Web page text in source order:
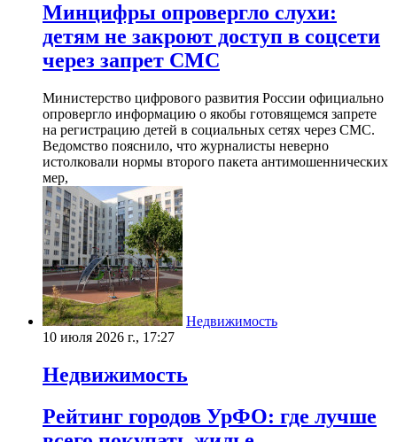
Минцифры опровергло слухи:
детям не закроют доступ в соцсети
через запрет СМС
Министерство цифрового развития России официально
опровергло информацию о якобы готовящемся запрете
на регистрацию детей в социальных сетях через СМС.
Ведомство пояснило, что журналисты неверно
истолковали нормы второго пакета антимошеннических
мер,
Недвижимость
10 июля 2026 г., 17:27
Недвижимость
Рейтинг городов УрФО: где лучше